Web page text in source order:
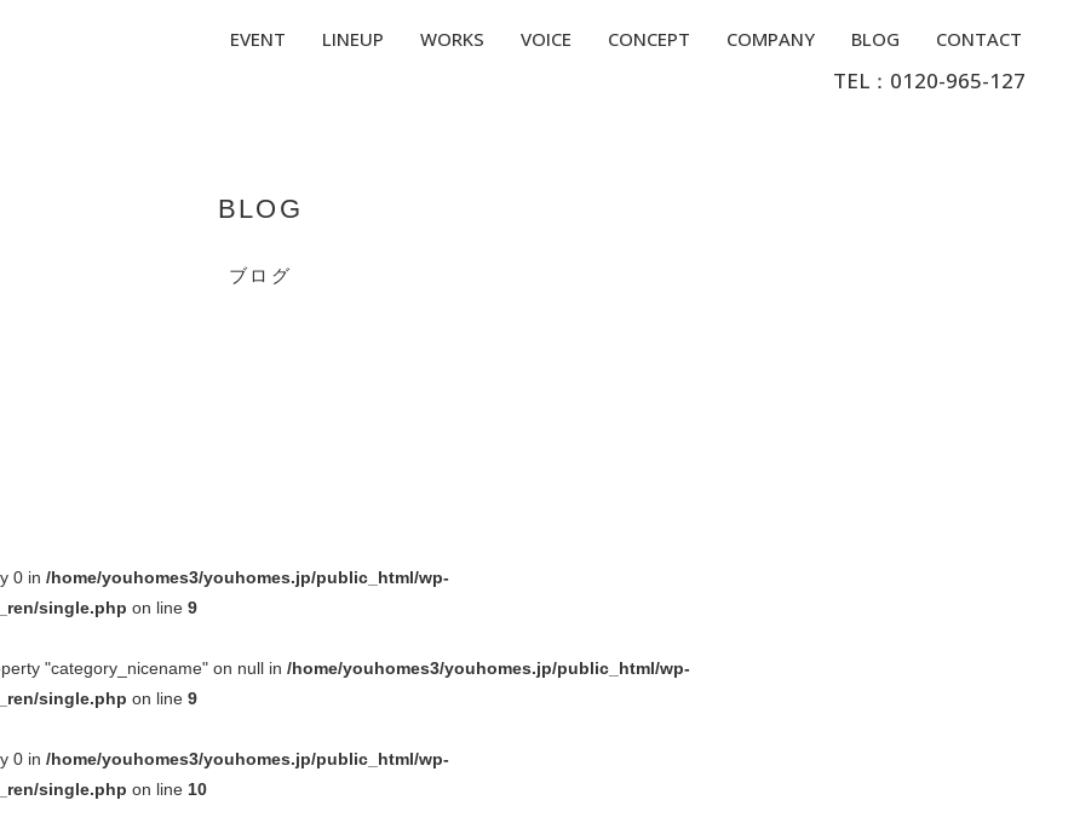
EVENT LINEUP WORKS VOICE CONCEPT COMPANY BLOG CONTACT
TEL：0120-965-127
BLOG
ブログ
0 in /home/youhomes3/youhomes.jp/public_html/wp-
single.php on line 9
"category_nicename" on null in /home/youhomes3/youhomes.jp/public_html/wp-
single.php on line 9
0 in /home/youhomes3/youhomes.jp/public_html/wp-
single.php on line 10